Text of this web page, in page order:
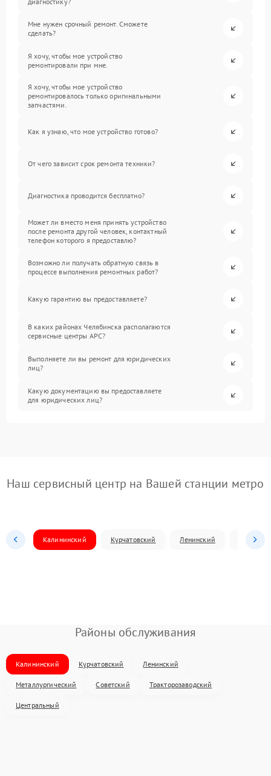
Мне нужен срочный ремонт. Сможете
сделать?
Я хочу, чтобы мое устройство
ремонтировали при мне.
Я хочу, чтобы мое устройство
ремонтировалось только оригинальными
запчастями.
Как я узнаю, что мое устройство готово?
От чего зависит срок ремонта техники?
Диагностика проводится бесплатно?
Может ли вместо меня принять устройство
после ремонта другой человек, контактный
телефон которого я предоставлю?
Возможно ли получать обратную связь в
процессе выполнения ремонтных работ?
Какую гарантию вы предоставляете?
В каких районах Челябинска располагаются
сервисные центры APC?
Выполняете ли вы ремонт для юридических
лиц?
Какую документацию вы предоставляете
для юридических лиц?
Наш сервисный центр на Вашей станции метро
Калининский Курчатовский Ленинский
Районы обслуживания
Калининский Курчатовский Ленинский
Металлургический Советский Тракторозаводский
Центральный